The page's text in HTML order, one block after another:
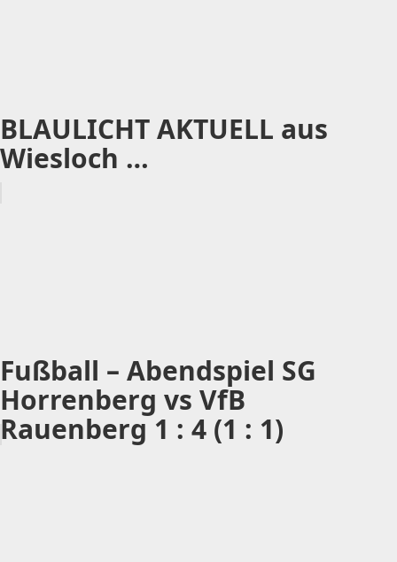
BLAULICHT AKTUELL aus
Wiesloch …
Fußball – Abendspiel SG
Horrenberg vs VfB
Rauenberg 1 : 4 (1 : 1)